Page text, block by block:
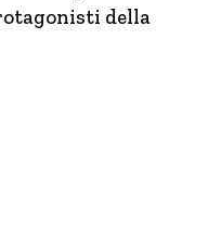
della